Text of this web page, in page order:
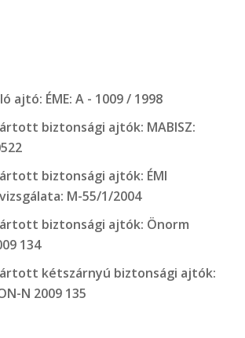
ajtó: ÉME: A - 1009 / 1998
biztonsági ajtók: MABISZ:
biztonsági ajtók: ÉMI
M-55/1/2004
biztonsági ajtók: Önorm
134
kétszárnyú biztonsági ajtók:
N 2009 135